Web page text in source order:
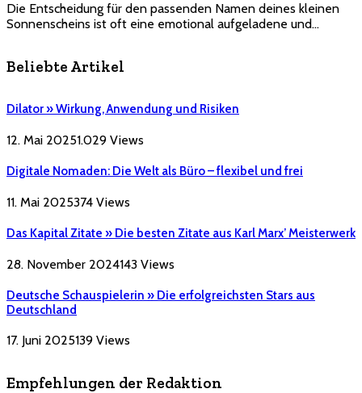
Die Entscheidung für den passenden Namen deines kleinen
Sonnenscheins ist oft eine emotional aufgeladene und…
Beliebte Artikel
Dilator » Wirkung, Anwendung und Risiken
12. Mai 20251.029 Views
Digitale Nomaden: Die Welt als Büro – flexibel und frei
11. Mai 2025374 Views
Das Kapital Zitate » Die besten Zitate aus Karl Marx’ Meisterwerk
28. November 2024143 Views
Deutsche Schauspielerin » Die erfolgreichsten Stars aus
Deutschland
17. Juni 2025139 Views
Empfehlungen der Redaktion